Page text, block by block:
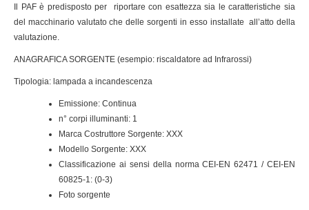
Il PAF è predisposto per riportare con esattezza sia le caratteristiche sia
del macchinario valutato che delle sorgenti in esso installate all’atto della
valutazione.
ANAGRAFICA SORGENTE (esempio: riscaldatore ad Infrarossi)
Tipologia: lampada a incandescenza
Emissione: Continua
n° corpi illuminanti: 1
Marca Costruttore Sorgente: XXX
Modello Sorgente: XXX
Classificazione ai sensi della norma CEI-EN 62471 / CEI-EN
60825-1: (0-3)
Foto sorgente